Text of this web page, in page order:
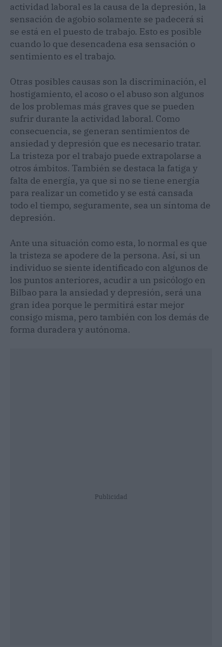
actividad laboral es la causa de la depresión, la
sensación de agobio solamente se padecerá si
se está en el puesto de trabajo. Esto es posible
cuando lo que desencadena esa sensación o
sentimiento es el trabajo.
Otras posibles causas son la discriminación, el
hostigamiento, el acoso o el abuso son algunos
de los problemas más graves que se pueden
sufrir durante la actividad laboral. Como
consecuencia, se generan sentimientos de
ansiedad y depresión que es necesario tratar.
La tristeza por el trabajo puede extrapolarse a
otros ámbitos. También se destaca la fatiga y
falta de energía, ya que si no se tiene energía
para realizar un cometido y se está cansada
todo el tiempo, seguramente, sea un síntoma de
depresión.
Ante una situación como esta, lo normal es que
la tristeza se apodere de la persona. Así, si un
individuo se siente identificado con algunos de
los puntos anteriores, acudir a un psicólogo en
Bilbao para la ansiedad y depresión, será una
gran idea porque le permitirá estar mejor
consigo misma, pero también con los demás de
forma duradera y autónoma.
Publicidad